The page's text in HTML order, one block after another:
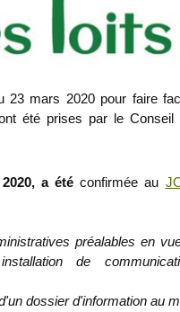
23 mars 2020 pour faire
été prises par le Conseil
2020, a étéconfirmée au
préalables en
de
dossier d'information au